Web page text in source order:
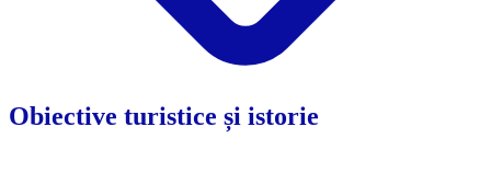
Obiective turistice și istorie